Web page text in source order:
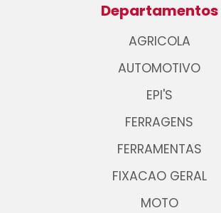
Departamentos
AGRICOLA
AUTOMOTIVO
EPI'S
FERRAGENS
FERRAMENTAS
FIXACAO GERAL
MOTO